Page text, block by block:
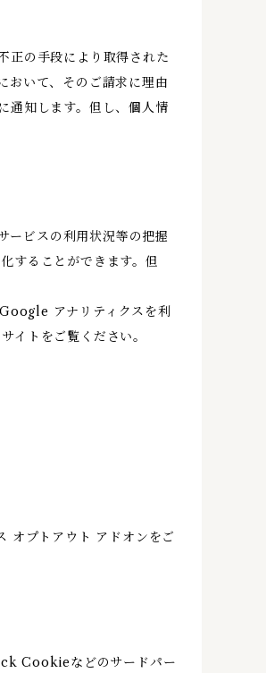
正の手段により取得された
おいて、そのご請求に理由
通知します。但し、個人情
ービスの利用状況等の把握
することができます。但
アナリティクスを利
イトをご覧ください。
オプトアウト アドオンをご
Cookieなどのサードパー